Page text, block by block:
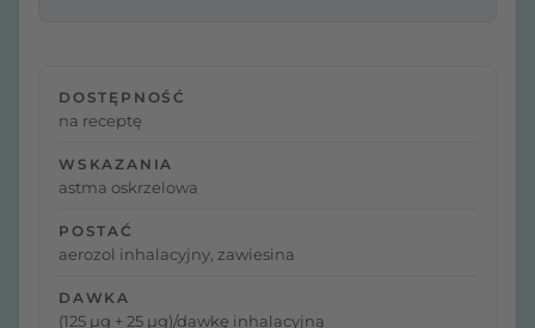
DOSTĘPNOŚĆ
na receptę
WSKAZANIA
astma oskrzelowa
POSTAĆ
aerozol inhalacyjny, zawiesina
DAWKA
(125 µg + 25 µg)/dawkę inhalacyjną